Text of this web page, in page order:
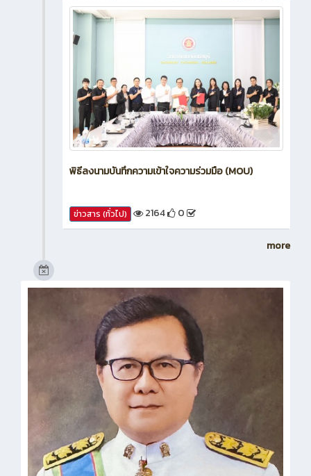
พิธีลงนามบันทึกความเข้าใจความร่วมมือ (MOU)
ข่าวสาร (ทั่วไป) 2164 0
more